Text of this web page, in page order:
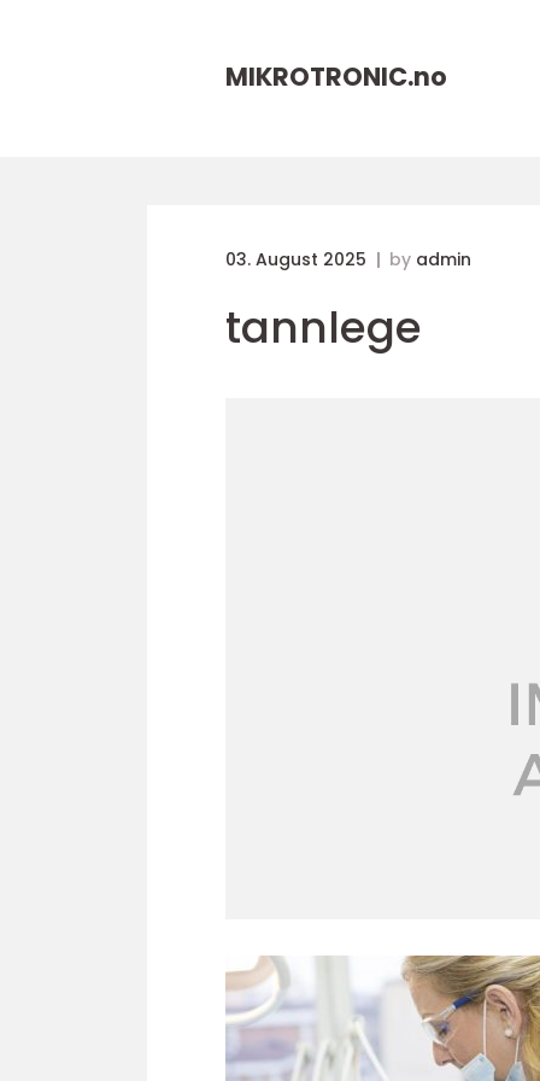
MIKROTRONIC.no
03. August 2025 by admin
tannlege